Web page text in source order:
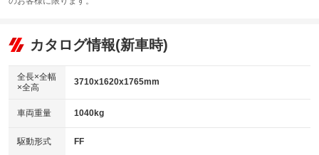
リフトアップ
：装備なし
：装備なし
パワーウィンドウ
アイドリングストップ
：装備なし
USB入力端子
：装備なし
ビジュアル
：装備なし
：装備あり
革シート
キーレス
HID(キセノンライト)
：装備あり
カタログ情報(新車時)
全長×全幅
×全高
3710x1620x1765mm
車両重量 1040kg
駆動形式 FF